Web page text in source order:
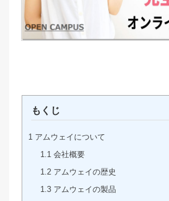
もくじ
1 アムウェイについて
1.1 会社概要
1.2アムウェイの歴史
1.3アムウェイの製品